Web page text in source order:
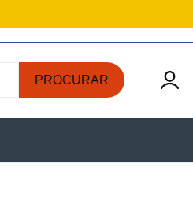
PROCURAR